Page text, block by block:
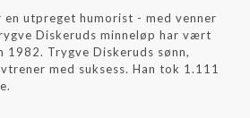
en utpreget humorist - med venner
Diskeruds minneløp har vært
1982. Trygve Diskeruds sønn,
med suksess. Han tok 1.111